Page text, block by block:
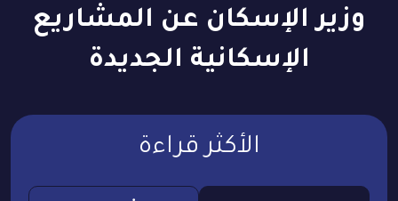
وزير الإسكان عن المشاريع
الإسكانية الجديدة
الأكثر قراءة